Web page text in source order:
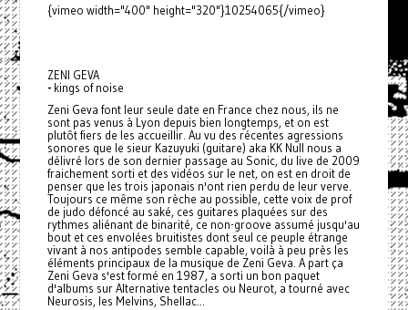
{vimeo width="400" height="320"}10254065{/vimeo}
ZENI GEVA
-kings of noise
Zeni Geva font leur seule date en France chez nous, ils ne
sont pas venus à Lyon depuis bien longtemps, et on est
plutôt fiers de les accueillir. Au vu des récentes agressions
sonores que le sieur Kazuyuki (guitare) aka KK Null nous a
délivré lors de son dernier passage au Sonic, du live de 2009
fraichement sorti et des vidéos sur le net, on est en droit de
penser que les trois japonais n'ont rien perdu de leur verve.
Toujours ce même son rèche au possible, cette voix de prof
de judo défoncé au saké, ces guitares plaquées sur des
rythmes aliénant de binarité, ce non-groove assumé jusqu'au
bout et ces envolées bruitistes dont seul ce peuple étrange
vivant à nos antipodes semble capable, voilà à peu près les
éléments principaux de la musique de Zeni Geva. A part ça
Zeni Geva s'est formé en 1987, a sorti un bon paquet
d'albums sur Alternative tentacles ou Neurot, a tourné avec
Neurosis, les Melvins, Shellac...